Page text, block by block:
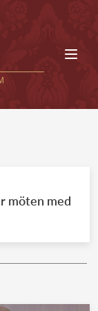
möten med